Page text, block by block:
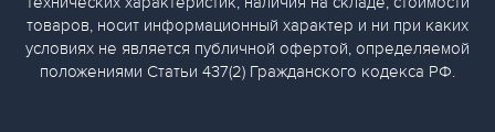
товаров, носит информационный характер и ни при каких
условиях не является публичной офертой, определяемой
положениями Статьи 437(2) Гражданского кодекса РФ.